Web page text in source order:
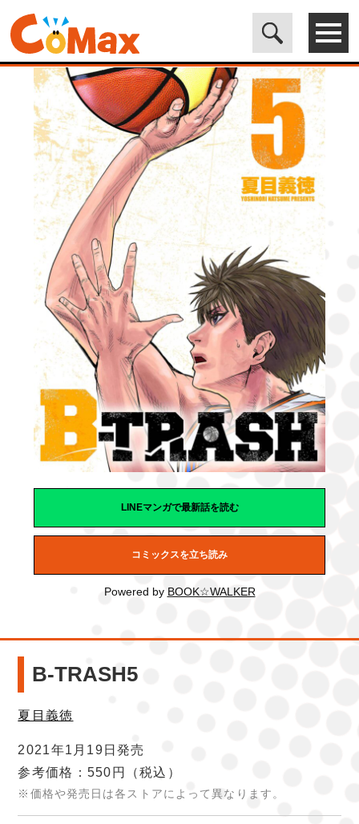
電子書籍マンガ CoMax(コマックス)公式サイト - 株式会社ICE>
ORIGINAL> B-TRASH5
LINEマンガで最新話を読む
コミックスを立ち読み
Powered by BOOK☆WALKER
B-TRASH5
夏目義徳
2021年1月19日発売
参考価格：550円
（税込）
※価格や発売日は各ストアによって異なります。